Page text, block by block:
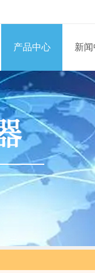
产品中心 新